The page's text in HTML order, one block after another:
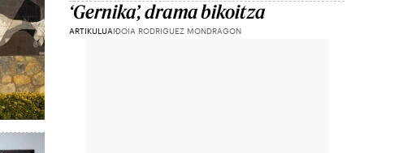
‘Gernika’, drama bikoitza
ARTIKULUAIDOIA RODRIGUEZ MONDRAGON